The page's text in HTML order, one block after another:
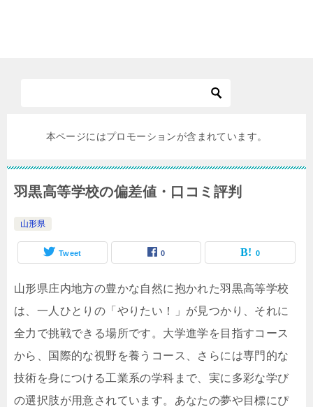
本ページにはプロモーションが含まれています。
羽黒高等学校の偏差値・口コミ評判
山形県
Tweet 0 0
山形県庄内地方の豊かな自然に抱かれた羽黒高等学校
は、一人ひとりの「やりたい！」が見つかり、それに
全力で挑戦できる場所です。大学進学を目指すコース
から、国際的な視野を養うコース、さらには専門的な
技術を身につける工業系の学科まで、実に多彩な学び
の選択肢が用意されています。あなたの夢や目標にぴ